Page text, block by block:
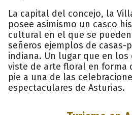
La capital del concejo, la
posee asimismo un casco
cultural en el que se
señeros ejemplos de casas-
indiana. Un lugar que en los
viste de arte floral en forma
pie a una de las
espectaculares de Asturias.